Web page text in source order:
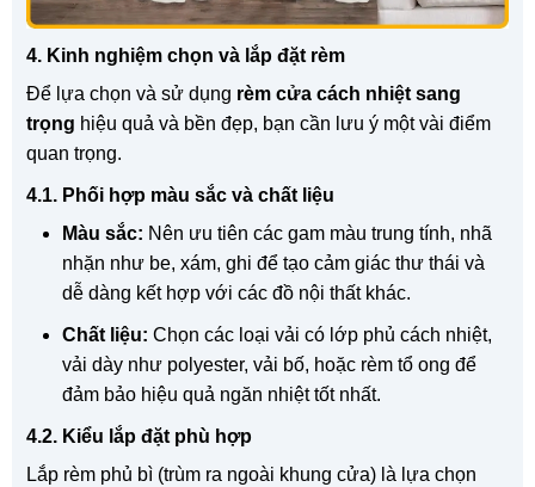
4. Kinh nghiệm chọn và lắp đặt rèm
Để lựa chọn và sử dụng rèm cửa cách nhiệt sang
trọng hiệu quả và bền đẹp, bạn cần lưu ý một vài điểm
quan trọng.
4.1. Phối hợp màu sắc và chất liệu
Màu sắc: Nên ưu tiên các gam màu trung tính, nhã
nhặn như be, xám, ghi để tạo cảm giác thư thái và
dễ dàng kết hợp với các đồ nội thất khác.
Chất liệu: Chọn các loại vải có lớp phủ cách nhiệt,
vải dày như polyester, vải bố, hoặc rèm tổ ong để
đảm bảo hiệu quả ngăn nhiệt tốt nhất.
4.2. Kiểu lắp đặt phù hợp
Lắp rèm phủ bì (trùm ra ngoài khung cửa) là lựa chọn